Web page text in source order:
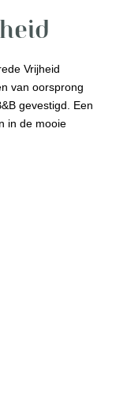
Vrijheid
van oorsprong
gevestigd. Een
in de mooie